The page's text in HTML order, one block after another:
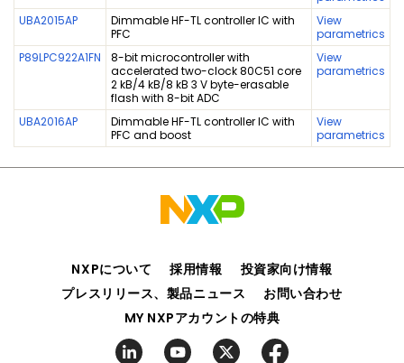
UBA2015AP
Dimmable HF-TL controller IC with
PFC
View
parametrics
P89LPC922A1FN
8-bit microcontroller with
accelerated two-clock 80C51 core
2 kB/4 kB/8 kB 3 V byte-erasable
flash with 8-bit ADC
View
parametrics
UBA2016AP
Dimmable HF-TL controller IC with
PFC and boost
View
parametrics
NXPについて 採用情報
投資家向け情報
プレスリリース、製品ニュース
お問い合わせ
MY NXPアカウントの特典